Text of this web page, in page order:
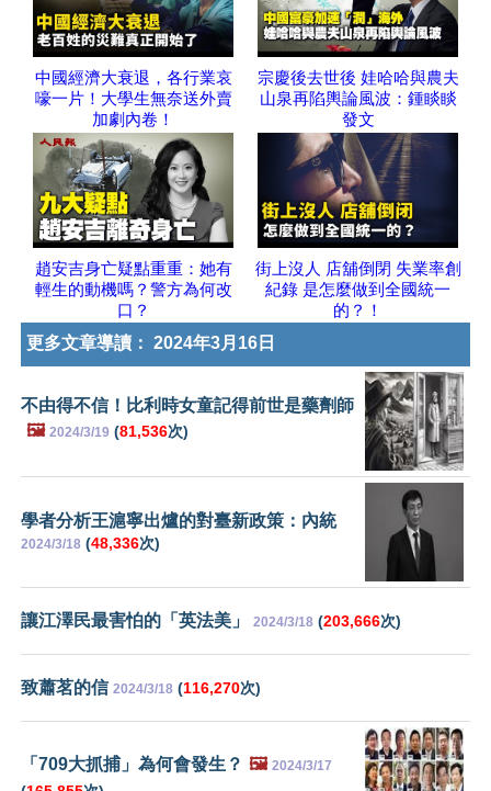
中國經濟大衰退，各行業哀
嚎一片！大學生無奈送外賣
加劇內卷！
宗慶後去世後 娃哈哈與農夫
山泉再陷輿論風波：鍾睒睒
發文
趙安吉身亡疑點重重：她有
輕生的動機嗎？警方為何改
口？
街上沒人 店舖倒閉 失業率創
紀錄 是怎麼做到全國統一
的？！
更多文章導讀： 2024年3月16日
不由得不信！比利時女童記得前世是藥劑師
🖼️ 2024/3/19 (81,536次)
學者分析王滬寧出爐的對臺新政策：內統
2024/3/18 (48,336次)
讓江澤民最害怕的「英法美」 2024/3/18 (203,666次)
致蕭茗的信 2024/3/18 (116,270次)
「709大抓捕」為何會發生？ 🖼️ 2024/3/17